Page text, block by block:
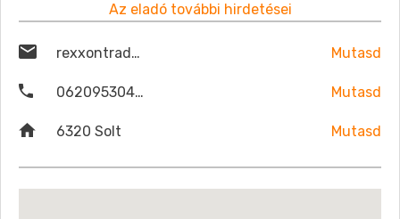
Az eladó további hirdetései
rexxontrade@gmail.com Mutasd
06209530479 Mutasd
6320 Solt Mutasd